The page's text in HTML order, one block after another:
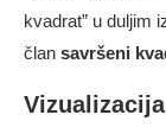
kvadrat” u duljim
član savršeni